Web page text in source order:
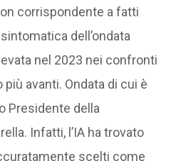
corrispondente a fatti
dell’ondata
nel 2023 nei confronti
avanti. Ondata di cui è
Presidente della
Infatti, l’IA ha trovato
scelti come